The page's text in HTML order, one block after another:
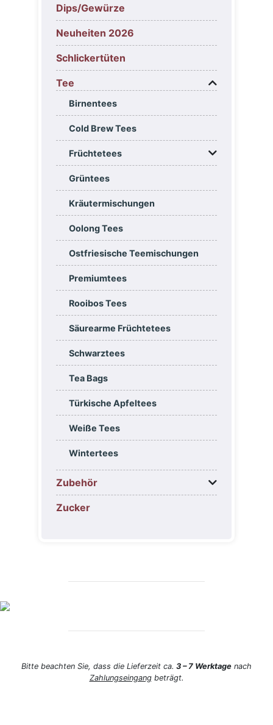
Dips/Gewürze
Neuheiten 2026
Schlickertüten
Tee
Birnentees
Cold Brew Tees
Früchtetees
Grüntees
Kräutermischungen
Oolong Tees
Ostfriesische Teemischungen
Premiumtees
Rooibos Tees
Säurearme Früchtetees
Schwarztees
Tea Bags
Türkische Apfeltees
Weiße Tees
Wintertees
Zubehör
Zucker
Bitte beachten Sie, dass die Lieferzeit ca. 3 – 7 Werktage nach
Zahlungseingangbeträgt.